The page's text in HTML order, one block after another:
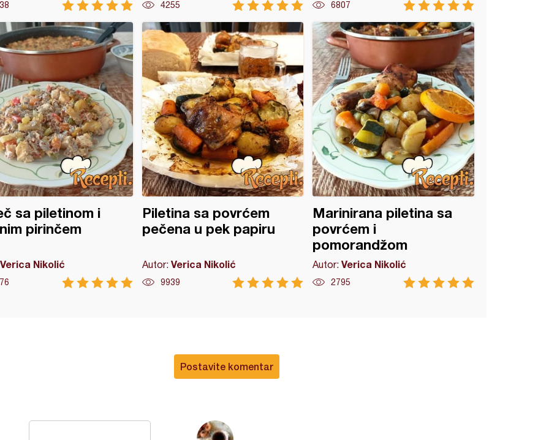
4255 6807
sa piletinom i
pirinčem
Verica Nikolić
Piletina sa povrćem
pečena u pek papiru
Autor: Verica Nikolić
9939
Marinirana piletina sa
povrćem i
pomorandžom
Autor:Verica Nikolić
2795
Postavite komentar